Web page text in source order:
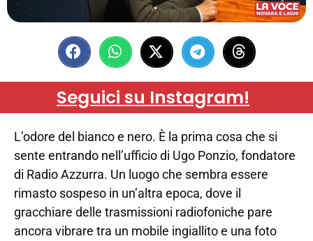
Seguici su Instagram!
L’odore del bianco e nero. È la prima cosa che si
sente entrando nell’ufficio di Ugo Ponzio, fondatore
di Radio Azzurra. Un luogo che sembra essere
rimasto sospeso in un’altra epoca, dove il
gracchiare delle trasmissioni radiofoniche pare
ancora vibrare tra un mobile ingiallito e una foto